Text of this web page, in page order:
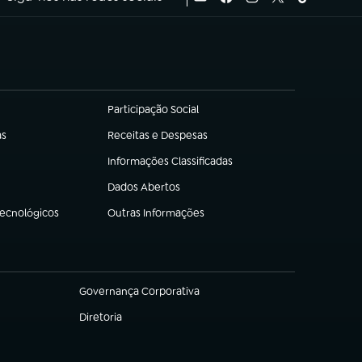
Participação Social
(abre em nova aba)
Receitas e Despesas
(abre em nova aba)
Informações Classificadas
(abre em nova aba)
Dados Abertos
(abre em nova aba)
Outras Informações
(abre em nova aba)
Governança Corporativa
(abre em nova aba)
Diretoria
(abre em nova aba)